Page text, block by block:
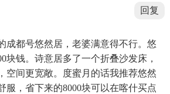
回复
成都号悠然居，老婆满意得不行。悠
块钱。诗意居多了一个折叠沙发床，
空间更宽敞。度蜜月的话我推荐悠然
服，省下来的8000块可以在喀什买点